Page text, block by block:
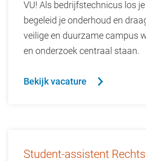
VU! Als bedrijfstechnicus los
begeleid je onderhoud en
veilige en duurzame campus
en onderzoek centraal staan.
Bekijk vacature
Student-assistent